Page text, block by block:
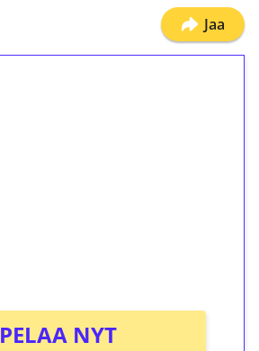
Jaa
PELAA NYT